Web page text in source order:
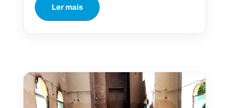
Ler mais